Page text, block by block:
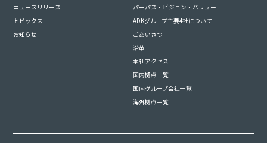
ニュースリリース
トピックス
お知らせ
パーパス・ビジョン・バリュー
ADKグループ主要4社について
ごあいさつ
沿革
本社アクセス
国内拠点一覧
国内グループ会社一覧
海外拠点一覧